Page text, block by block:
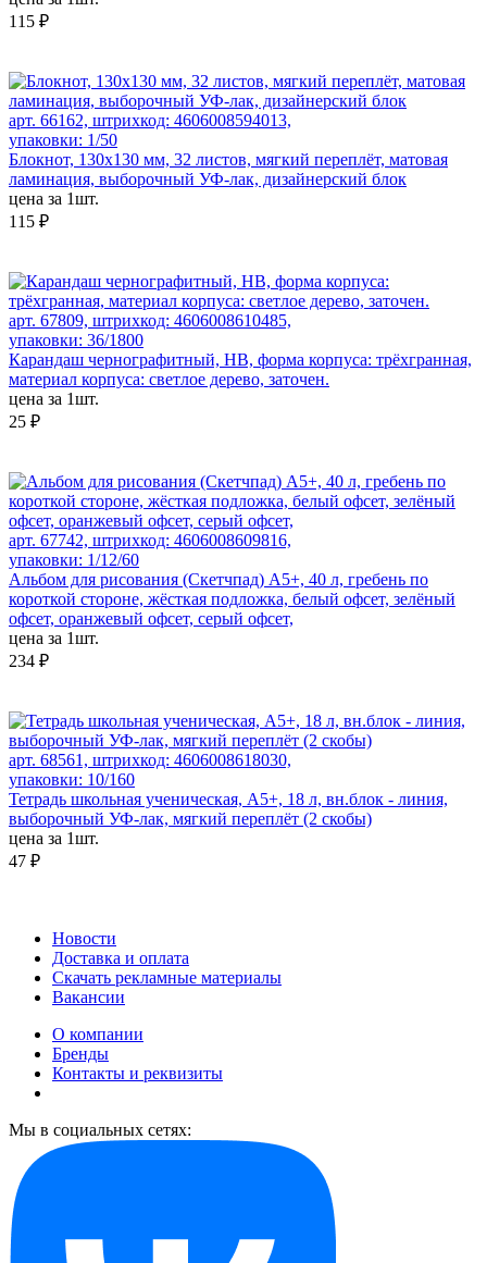
115 ₽
арт. 66162, штрихкод: 4606008594013,
упаковки: 1/50
Блокнот, 130х130 мм, 32 листов, мягкий переплёт, матовая
ламинация, выборочный УФ-лак, дизайнерский блок
цена за 1шт.
115 ₽
арт. 67809, штрихкод: 4606008610485,
упаковки: 36/1800
Карандаш чернографитный, HB, форма корпуса: трёхгранная,
материал корпуса: светлое дерево, заточен.
цена за 1шт.
25 ₽
арт. 67742, штрихкод: 4606008609816,
упаковки: 1/12/60
Альбом для рисования (Скетчпад) А5+, 40 л, гребень по
короткой стороне, жёсткая подложка, белый офсет, зелёный
офсет, оранжевый офсет, серый офсет,
цена за 1шт.
234 ₽
арт. 68561, штрихкод: 4606008618030,
упаковки: 10/160
Тетрадь школьная ученическая, А5+, 18 л, вн.блок - линия,
выборочный УФ-лак, мягкий переплёт (2 скобы)
цена за 1шт.
47 ₽
Новости
Доставка и оплата
Скачать рекламные материалы
Вакансии
О компании
Бренды
Контакты и реквизиты
Мы в социальных сетях: